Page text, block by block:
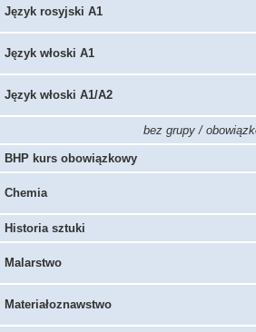
Język rosyjski A1
Język włoski A1
Język włoski A1/A2
bez grupy /
BHP kurs obowiązkowy
Chemia
Historia sztuki
Malarstwo
Materiałoznawstwo